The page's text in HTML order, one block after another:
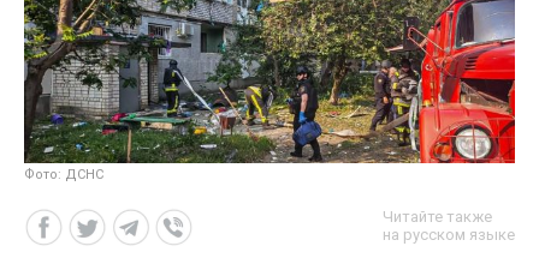
Фото: ДСНС
Читайте также
на русском языке